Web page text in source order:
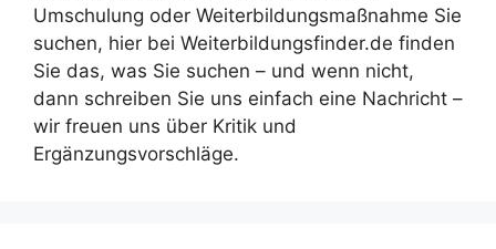
Umschulung oder Weiterbildungsmaßnahme Sie
suchen, hier bei Weiterbildungsfinder.de finden
Sie das, was Sie suchen – und wenn nicht,
dann schreiben Sie uns einfach eine Nachricht –
wir freuen uns über Kritik und
Ergänzungsvorschläge.